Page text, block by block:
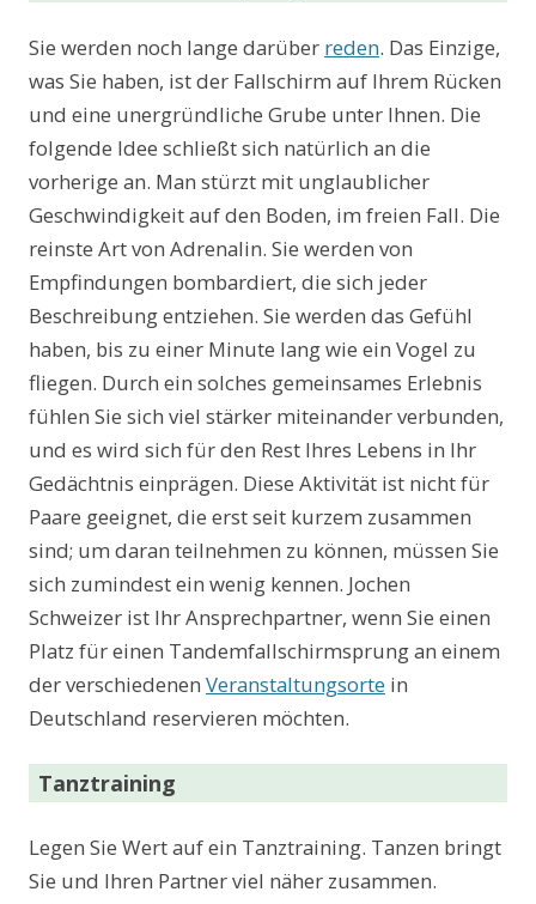
Sie werden noch lange darüber reden. Das Einzige,
was Sie haben, ist der Fallschirm auf Ihrem Rücken
und eine unergründliche Grube unter Ihnen. Die
folgende Idee schließt sich natürlich an die
vorherige an. Man stürzt mit unglaublicher
Geschwindigkeit auf den Boden, im freien Fall. Die
reinste Art von Adrenalin. Sie werden von
Empfindungen bombardiert, die sich jeder
Beschreibung entziehen. Sie werden das Gefühl
haben, bis zu einer Minute lang wie ein Vogel zu
fliegen. Durch ein solches gemeinsames Erlebnis
fühlen Sie sich viel stärker miteinander verbunden,
und es wird sich für den Rest Ihres Lebens in Ihr
Gedächtnis einprägen. Diese Aktivität ist nicht für
Paare geeignet, die erst seit kurzem zusammen
sind; um daran teilnehmen zu können, müssen Sie
sich zumindest ein wenig kennen. Jochen
Schweizer ist Ihr Ansprechpartner, wenn Sie einen
Platz für einen Tandemfallschirmsprung an einem
der verschiedenen Veranstaltungsorte in
Deutschland reservieren möchten.
Tanztraining
Legen Sie Wert auf ein Tanztraining. Tanzen bringt
Sie und Ihren Partner viel näher zusammen.